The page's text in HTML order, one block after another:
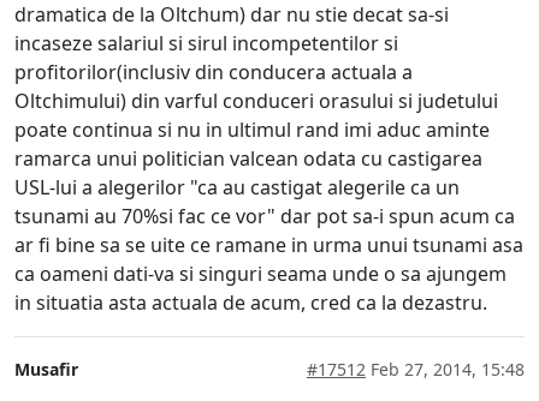
dramatica de la Oltchum) dar nu stie decat sa-si
incaseze salariul si sirul incompetentilor si
profitorilor(inclusiv din conducera actuala a
Oltchimului) din varful conduceri orasului si judetului
poate continua si nu in ultimul rand imi aduc aminte
ramarca unui politician valcean odata cu castigarea
USL-lui a alegerilor "ca au castigat alegerile ca un
tsunami au 70%si fac ce vor" dar pot sa-i spun acum ca
ar fi bine sa se uite ce ramane in urma unui tsunami asa
ca oameni dati-va si singuri seama unde o sa ajungem
in situatia asta actuala de acum, cred ca la dezastru.
Musafir #17512 Feb 27, 2014, 15:48